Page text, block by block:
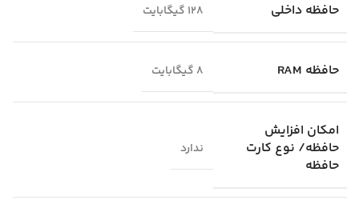
حافظه داخلی 128 گیگابایت
حافظه RAM 8 گیگابایت
امکان افزایش
حافظه/ نوع کارت
حافظه
ندارد